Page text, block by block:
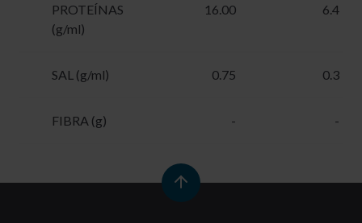
PROTEÍNAS
(g/ml)
16.00 6.4
SAL (g/ml) 0.75 0.3
FIBRA (g) - -